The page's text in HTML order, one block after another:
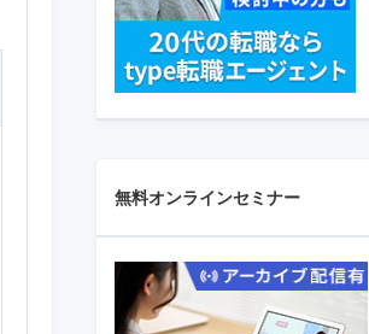
無料オンラインセミナー